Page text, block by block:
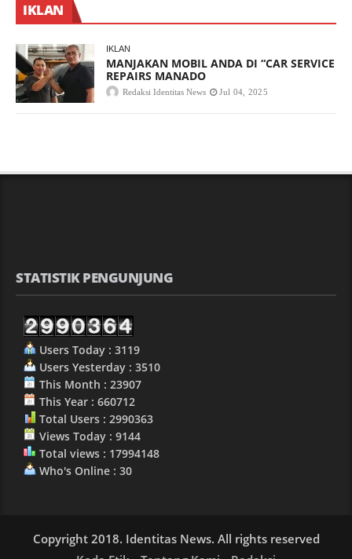
IKLAN
IKLAN
MANJAKAN MOBIL ANDA DI “CAR SERVICE
REPAIRS MANADO
Redaksi Identitas News Jul 04, 2025
STATISTIK PENGUNJUNG
Users Today : 3119
Users Yesterday : 3510
This Month : 23907
This Year : 660712
Total Users : 2990363
Views Today : 9144
Total views : 17994148
Who's Online : 30
Copyright 2018. Identitas News. All rights reserved